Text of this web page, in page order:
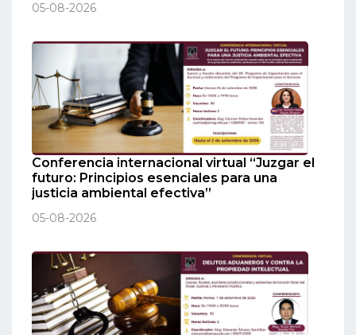
05-08-2026
Conferencia internacional virtual “Juzgar el
futuro: Principios esenciales para una
justicia ambiental efectiva”
05-08-2026